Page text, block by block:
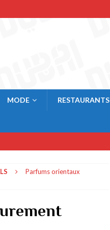
MODE RESTAURANTS
Parfums orientaux